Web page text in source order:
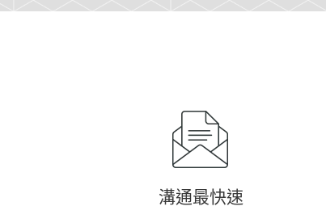
溝通最快速